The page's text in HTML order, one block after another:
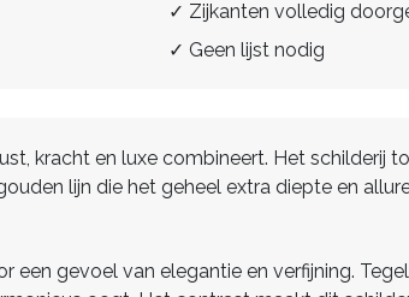
✓ Zijkanten volledig
✓ Geen lijst nodig
kracht en luxe combineert. Het schilderij
lijn die het geheel extra diepte en
gevoel van elegantie en verfijning.